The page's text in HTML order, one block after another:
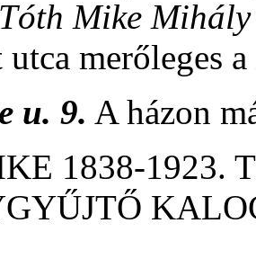
Tóth Mike
merőleges a
u. 9. A házon
1838-1923.